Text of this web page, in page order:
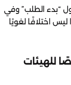
“بدء الطلب” وفي
اختلافًا لغويًا
للهيئات